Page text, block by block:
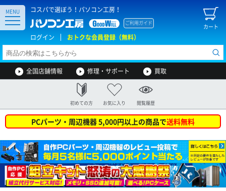
コスパで選ぼう！パソコン工房！
カート
ご利用ガイド
ログイン おトクな会員登録（無料）
MENU
全国店舗情報 修理・サポート 買取
初めての方 お気に入り 閲覧履歴
PCパーツ・周辺機器 5,000円以上の商品で送料無料